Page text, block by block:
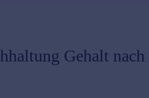
Gehalt nach